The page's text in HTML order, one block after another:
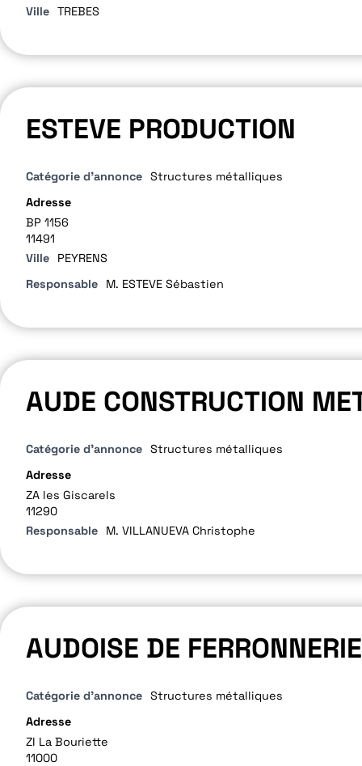
Ville TREBES
ESTEVE PRODUCTION
Catégorie d'annonce Structures métalliques
Adresse
BP 1156
11491
Ville
PEYRENS
Responsable
M. ESTEVE Sébastien
AUDE CONSTRUCTION
Catégorie d'annonce Structures métalliques
Adresse
ZA les Giscarels
11290
Responsable
M. VILLANUEVA Christophe
AUDOISE DE
Catégorie d'annonce Structures métalliques
Adresse
ZI La Bouriette
11000